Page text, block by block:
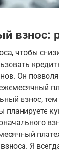
взнос:
чтобы
Он
взнос,
Я